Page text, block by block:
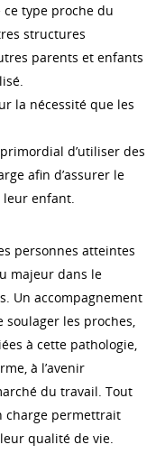
ce type proche du
structures
parents et enfants
la nécessité que les
d’utiliser des
afin d’assurer le
leur enfant.
personnes atteintes
majeur dans le
Un accompagnement
les proches,
à cette pathologie,
à l’avenir
du travail. Tout
charge permettrait
qualité de vie.